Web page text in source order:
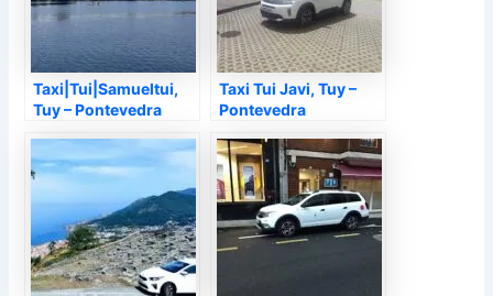
Taxi|Tui|Samueltui,
Tuy – Pontevedra
Taxi Tui Javi, Tuy –
Pontevedra